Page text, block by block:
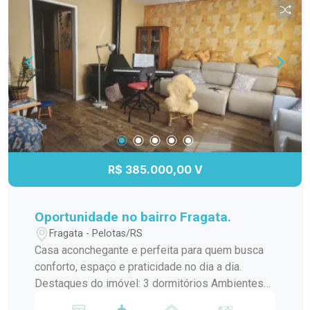
natural. A cozinha conta com área definida para
pia e eletrodomésticos, além de janela que
favorece ventilação direta. Localização
estratégica na Avenida Fernando Osório, no
Parque Paraíso, com parada de ônibus próxima,
facilitando o deslocamento. Nas imediações
você encontra a Escola de Educação Infantil
Amigos do Saber, Krolow Auto Peças e o
Treichel, além de diversos comércios e serviços
que tornam a rotina muito mais prática. Entre em
contato para mais informações e agende sua
R$ 385.000,00 V
Oportunidade no bairro Fragata.
Fragata - Pelotas/RS
Casa aconchegante e perfeita para quem busca
conforto, espaço e praticidade no dia a dia.
Destaques do imóvel: 3 dormitórios Ambientes